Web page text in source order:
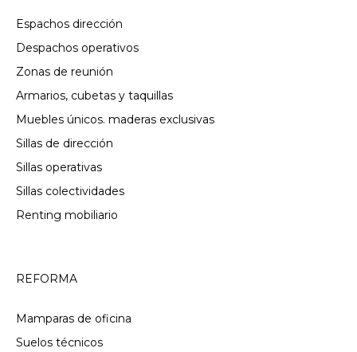
Espachos dirección
Despachos operativos
Zonas de reunión
Armarios, cubetas y taquillas
Muebles únicos. maderas exclusivas
Sillas de dirección
Sillas operativas
Sillas colectividades
Renting mobiliario
REFORMA
Mamparas de oficina
Suelos técnicos